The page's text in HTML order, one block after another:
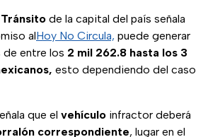
de la capital del país señala
alHoy No Circula, puede generar
de entre los 2 mil 262.8 hasta los 3
esto dependiendo del caso
que el vehículo infractor deberá
correspondiente, lugar en el